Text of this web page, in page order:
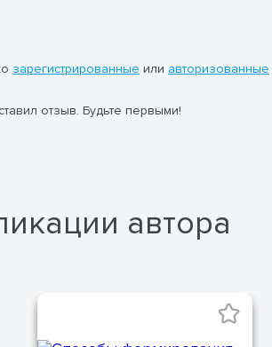
зарегистрированные или авторизованные
отзыв. Будьте первыми!
автора